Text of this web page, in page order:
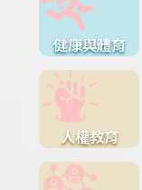
健康與體育
人權教育